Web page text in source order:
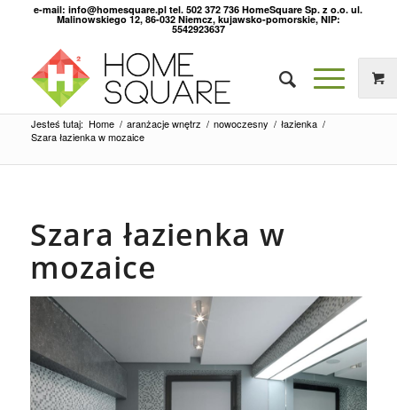
e-mail: info@homesquare.pl tel. 502 372 736 HomeSquare Sp. z o.o. ul.
Malinowskiego 12, 86-032 Niemcz, kujawsko-pomorskie, NIP:
5542923637
Jesteś tutaj: Home / aranżacje wnętrz / nowoczesny / łazienka /
Szara łazienka w mozaice
Szara łazienka w
mozaice